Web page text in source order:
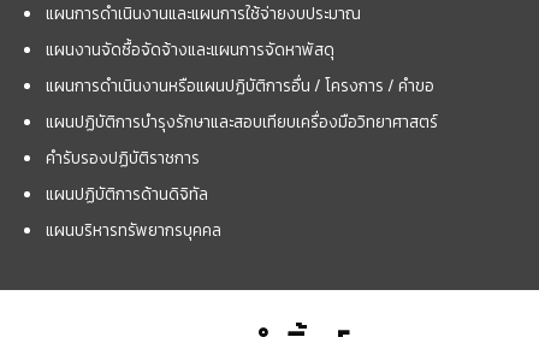
แผนการดำเนินงานและแผนการใช้จ่ายงบประมาณ
แผนงานจัดซื้อจัดจ้างและแผนการจัดหาพัสดุ
แผนการดำเนินงานหรือแผนปฏิบัติการอื่น / โครงการ / คำขอ
แผนปฏิบัติการบำรุงรักษาและสอบเทียบเครื่องมือวิทยาศาสตร์
คำรับรองปฏิบัติราชการ
แผนปฏิบัติการด้านดิจิทัล
แผนบริหารทรัพยากรบุคคล